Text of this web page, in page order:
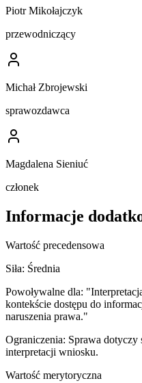
Piotr Mikołajczyk
przewodniczący
Michał Zbrojewski
sprawozdawca
Magdalena Sieniuć
członek
Informacje
Wartość precedensowa
Siła: Średnia
Powoływalne dla:
kontekście dostępu do
naruszenia prawa."
Ograniczenia: Sprawa dotyczy
interpretacji wniosku.
Wartość merytoryczna